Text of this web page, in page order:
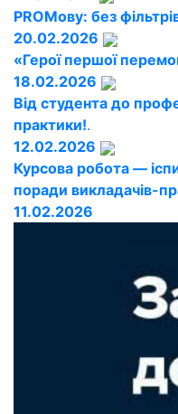
PROМову: без
20.02.2026
«Герої першої
18.02.2026
Від студента до
практики!.
12.02.2026
Курсова робота —
поради викладачів-
11.02.2026